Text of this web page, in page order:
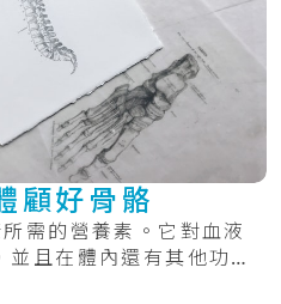
顧好骨骼
需的營養素。它對血液
且在體內還有其他功能